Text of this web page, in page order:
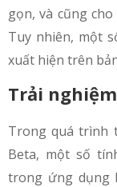
gọn, và cũng
Tuy nhiên, một
xuất hiện trên
Trải
Trong quá trình
Beta, một số
trong ứng dụng